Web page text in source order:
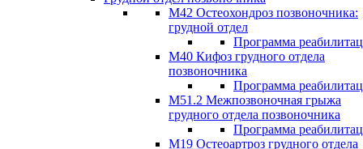
М42 Остеохондроз позвоночника:
грудной отдел
Программа
М40 Кифоз грудного отдела
позвоночника
Программа
M51.2 Межпозвоночная грыжа
грудного отдела позвоночника
Программа
М19 Остеоартроз грудного отдела